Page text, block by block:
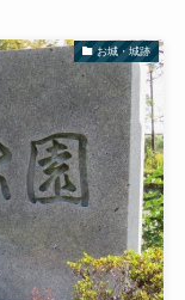
お城・城跡